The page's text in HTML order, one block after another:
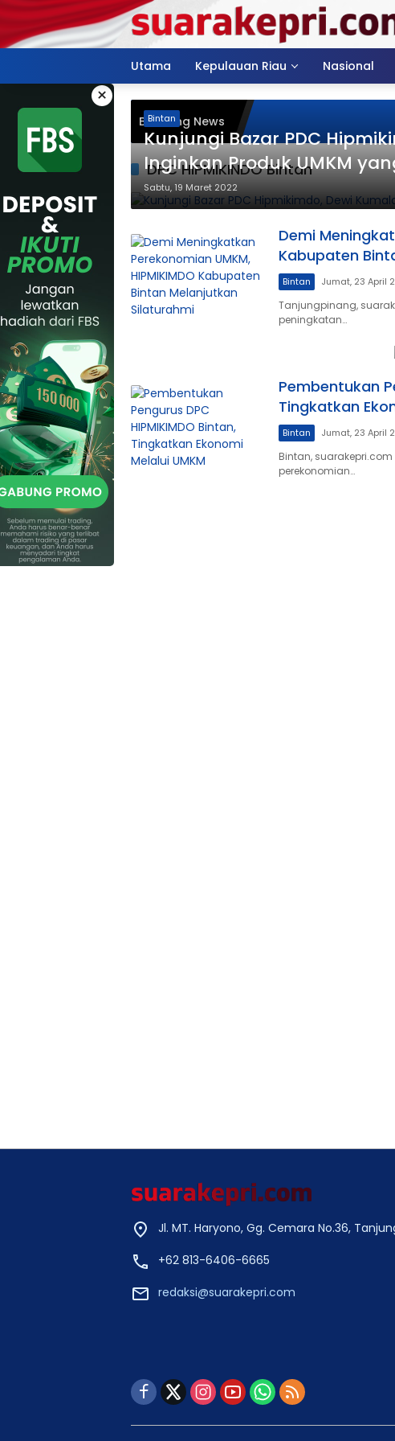
Langsung
konten
Utama
Kepulauan Riau Nasional
×
Breaking News
DPC HIPMIKINDO Bintan
Bintan
Kunjungi Bazar PDC
Inginkan Produk UMKM
Sabtu, 19 Maret 2022
Demi
Kabupaten
Bintan Jumat, 23 April
Tanjungpinang,
peningkatan…
Pembentukan
Tingkatkan
Bintan Jumat, 23 April
Bintan,
perekonomian…
Jl. MT. Haryono, Gg. Cemara No.36,
+62 813-6406-6665
redaksi@suarakepri.com